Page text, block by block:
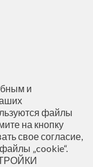
и
файлы
на кнопку
свое согласие,
„cookie“.